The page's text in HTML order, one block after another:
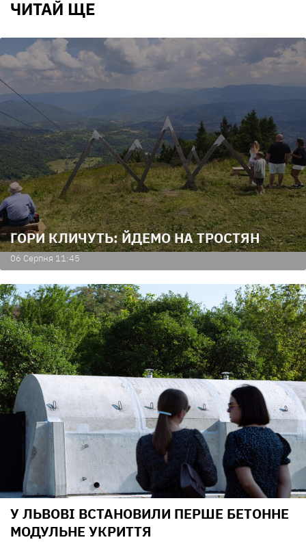
ЧИТАЙ ЩЕ
ГОРИ КЛИЧУТЬ: ЙДЕМО НА ТРОСТЯН
06 Серпня 11:45
У ЛЬВОВІ ВСТАНОВИЛИ ПЕРШЕ БЕТОННЕ
МОДУЛЬНЕ УКРИТТЯ